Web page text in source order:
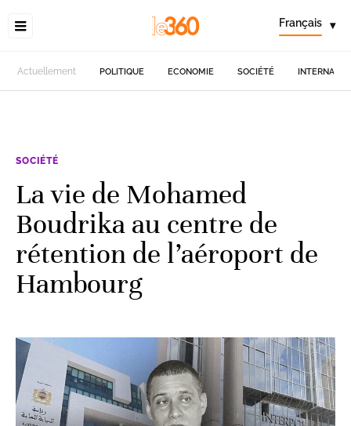
Français ▾
Actuellement POLITIQUE ECONOMIE SOCIÉTÉ
SOCIÉTÉ
La vie de Mohamed
Boudrika au centre de
rétention de l’aéroport de
Hambourg